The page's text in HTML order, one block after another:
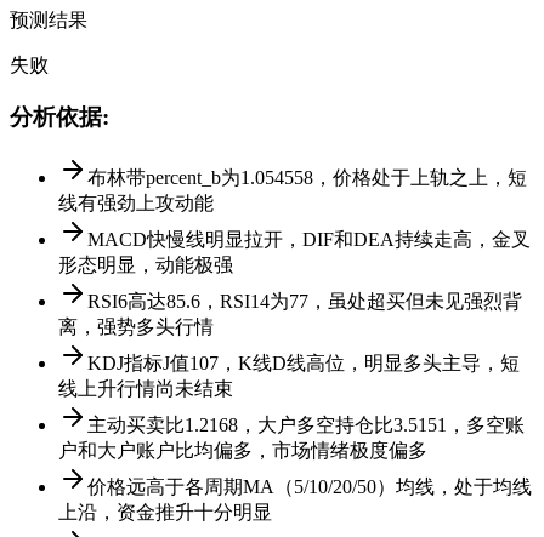
预测结果
失败
分析依据:
布林带percent_b为1.054558，价格处于上轨之上，短
线有强劲上攻动能
MACD快慢线明显拉开，DIF和DEA持续走高，金叉
形态明显，动能极强
RSI6高达85.6，RSI14为77，虽处超买但未见强烈背
离，强势多头行情
KDJ指标J值107，K线D线高位，明显多头主导，短
线上升行情尚未结束
主动买卖比1.2168，大户多空持仓比3.5151，多空账
户和大户账户比均偏多，市场情绪极度偏多
价格远高于各周期MA（5/10/20/50）均线，处于均线
上沿，资金推升十分明显